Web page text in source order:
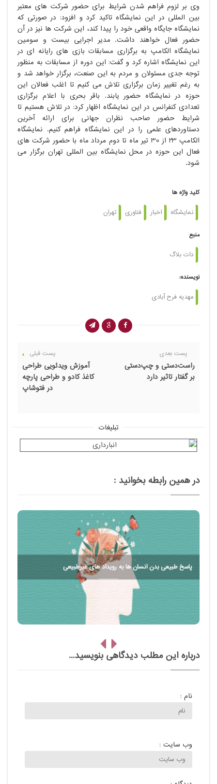
وی بر لزوم فراهم شدن شرایط برای حضور شرکت های معتبر
بین المللی در این نمایشگاه تاکید کرد و افزود: در صورتی که
نمایشگاه جایگاه واقعی خود را پیدا کند، این شرکت ها نیز در آن
حضور فعال خواهند داشت. مدیر اجرایی بیست و سومین
نمایشگاه الکامپ به برگزاری مسابقات بازی های رایانه ای در
این نمایشگاه اشاره کرد و گفت: این دوره از مسابقات به منظور
توجه جدی مسئولان و مردم به این صنعت، برگزار خواهد شد و
به رغم تغییر زمان برگزاری تلاش می کنیم تا اغلب فعالان این
حوزه در نمایشگاه حضور یابند. باقر بحری با اعلام برگزاری
تعدادی کنفرانس در این نمایشگاه اظهار کرد: در تلاش هستیم تا
شرایط حضور صاحب نظران جهانی برای ارائه آخرین
دستاوردهای علمی را در این نمایشگاه فراهم کنیم. نمایشگاه
الکامپ 23 از 30 تیر ماه تا دوم مرداد ماه با حضور شرکت های
فعال این حوزه در محل نمایشگاه بین المللی تهران برگزار می
شود.
کلید واژه ها
نمایشگاه اخبار فناوری تهران
منبع
دات بلاگ
نویسنده:
مهدیه فرح آبادی
پست قبلی
آموزش ویدئویی طراحی
کاغذ کادو و طراحی پارچه
در فتوشاپ
پست بعدی
راست‌دستی و چپ‌دستی
بر گفتار تاثیر دارد
تبلیغات
در همین رابطه بخوانید :
پاسخ طبیعی بدن انسان ها به رویداد های غیرطبیعی
درباره این مطلب دیدگاهی بنویسید...
نام :
وب سایت :